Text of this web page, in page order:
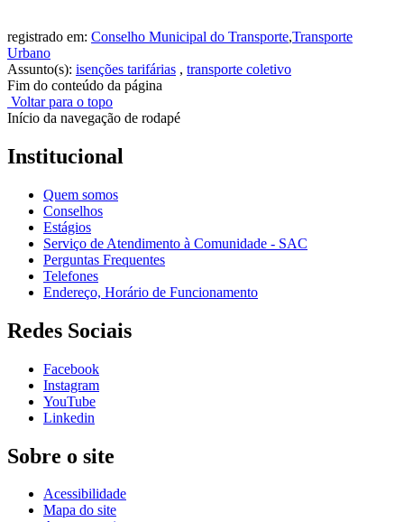
registrado em: Conselho Municipal do Transporte,Transporte
Urbano
Assunto(s): isenções tarifárias , transporte coletivo
Fim do conteúdo da página
Voltar para o topo
Início da navegação de rodapé
Institucional
Quem somos
Conselhos
Estágios
Serviço de Atendimento à Comunidade - SAC
Perguntas Frequentes
Telefones
Endereço, Horário de Funcionamento
Redes Sociais
Facebook
Instagram
YouTube
Linkedin
Sobre o site
Acessibilidade
Mapa do site